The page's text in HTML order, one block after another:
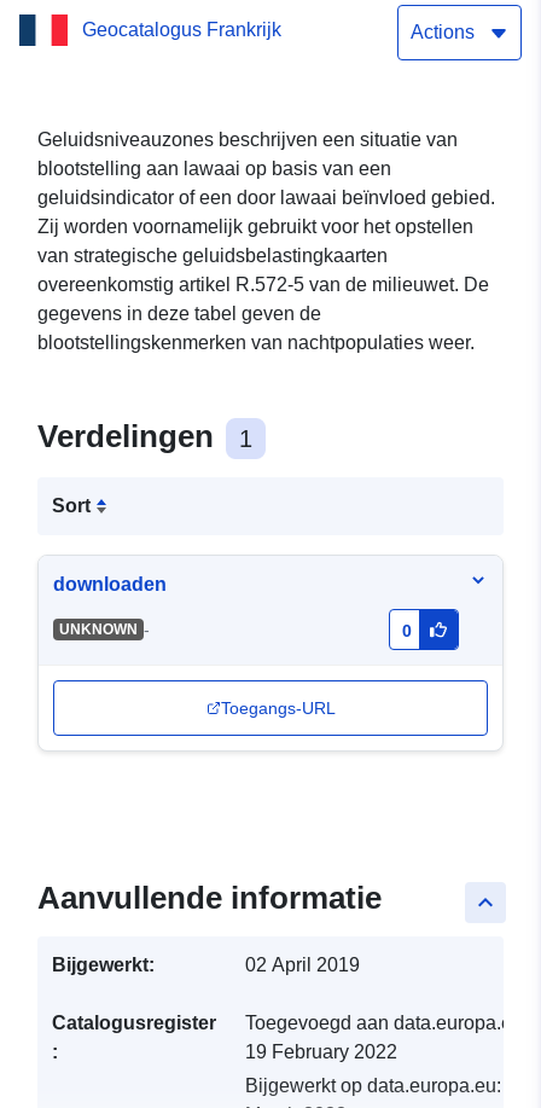
gebieden voor
nachtgeluid op D920 in de
Loiret
Geocatalogus Frankrijk Actions
Geluidsniveauzones beschrijven een situatie van
blootstelling aan lawaai op basis van een
geluidsindicator of een door lawaai beïnvloed gebied.
Zij worden voornamelijk gebruikt voor het opstellen
van strategische geluidsbelastingkaarten
overeenkomstig artikel R.572-5 van de milieuwet. De
gegevens in deze tabel geven de
blootstellingskenmerken van nachtpopulaties weer.
Verdelingen 1
Sort
downloaden
UNKNOWN - 0
Toegangs-URL
keyboard_arrow_up
Aanvullende informatie
Bijgewerkt: 02 April 2019
Catalogusregister
:
Toegevoegd aan data.europa.eu:
19 February 2022
Bijgewerkt op data.europa.eu: